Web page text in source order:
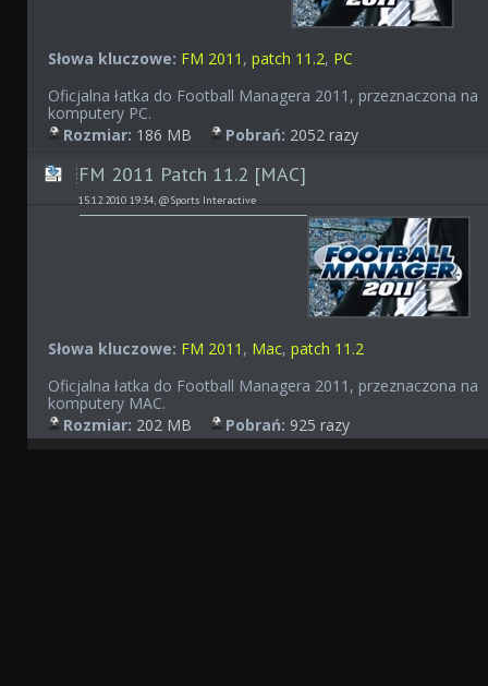
Słowa kluczowe: FM 2011 ,patch 11.2, PC
Oficjalna łatka do Football Managera 2011, przeznaczona na
komputery PC.
Rozmiar: 186 MB Pobrań: 2052 razy
FM 2011 Patch 11.2 [MAC]
15.12.2010 19:34, @Sports Interactive
Słowa kluczowe: FM 2011 , Mac,patch 11.2
Oficjalna łatka do Football Managera 2011, przeznaczona na
komputery MAC.
Rozmiar: 202 MB Pobrań: 925 razy